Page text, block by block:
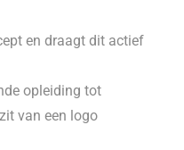
en draagt dit actief
opleiding tot
van een logo